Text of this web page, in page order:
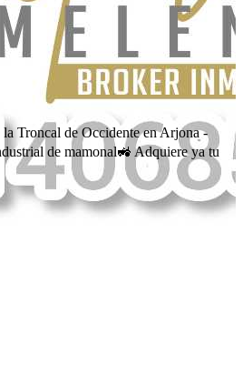
Troncal de Occidente en Arjona -
de mamonal🚜 Adquiere ya tu